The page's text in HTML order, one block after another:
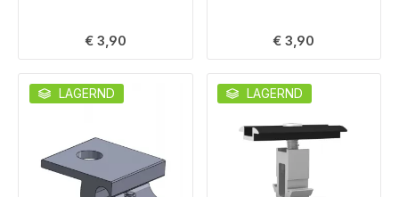
Regulärer Preis:
€ 3,90 Regulärer Preis:
€ 3,90
LAGERND LAGERND